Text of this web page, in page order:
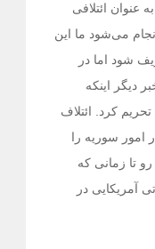
عنوان ائتلافی
می‌شود ما این
شود اما در
دیگر اینکه
کرد. ائتلاف
امور سوریه را
تا زمانی که
آمریکایی در